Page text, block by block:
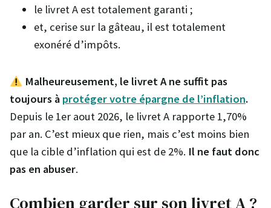
le livret A est totalement garanti ;
et, cerise sur la gâteau, il est totalement
exonéré d’impôts.
Malheureusement, le livret A ne suffit pas
toujours à protéger votre épargne de l’inflation.
Depuis le 1er aout 2026, le livret A rapporte 1,70%
par an. C’est mieux que rien, mais c’est moins bien
que la cible d’inflation qui est de 2%. Il ne faut donc
pas en abuser.
Combien garder sur son livret A ?